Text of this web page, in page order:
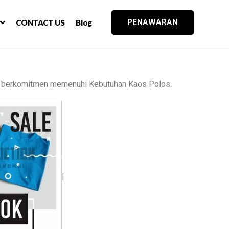
CONTACT US Blog PENAWARAN
memenuhi Kebutuhan Kaos Polos.